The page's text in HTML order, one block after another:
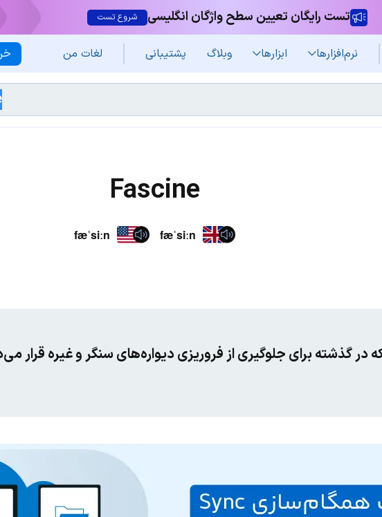
تست رایگان تعیین سطح واژگان انگلیسی شروع تست
نرم‌افزار‌ها ابزارها وبلاگ پشتیبانی لغات من
Fascine
fæˈsiːn fæˈsiːn
گذشته برای جلوگیری از فروریزی دیواره‌های سنگر و غیره قرار